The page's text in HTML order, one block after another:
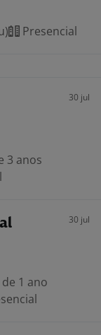
Presencial
30 jul
3 anos
30 jul
1 ano